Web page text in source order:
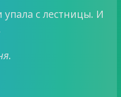
с лестницы. И
.